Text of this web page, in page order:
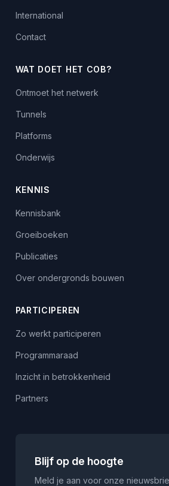
International
Contact
WAT DOET HET COB?
Ontmoet het netwerk
Tunnels
Platforms
Onderwijs
KENNIS
Kennisbank
Groeiboeken
Publicaties
Over ondergronds bouwen
PARTICIPEREN
Zo werkt participeren
Programmaraad
Inzicht in betrokkenheid
Partners
Blijf op de hoogte
Meld je aan voor onze